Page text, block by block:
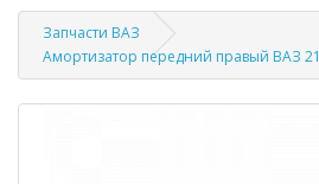
Запчасти ВАЗ
Амортизатор передний правый ВАЗ